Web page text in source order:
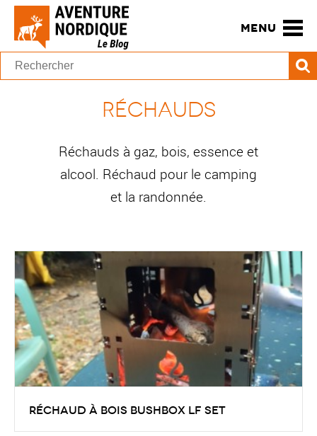
MENU
Réchauds
Réchauds à gaz, bois, essence et
alcool. Réchaud pour le camping
et la randonnée.
Réchaud à bois Bushbox LF Set